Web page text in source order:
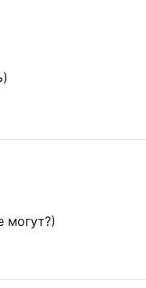
могут?)